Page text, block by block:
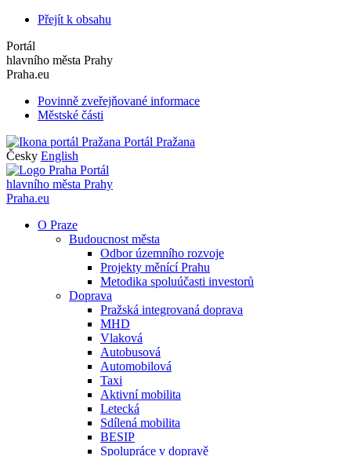
Přejít k obsahu
Portál
hlavního města Prahy
Praha.eu
Povinně zveřejňované informace
Městské části
Portál Pražana
Česky English
Portál
hlavního města Prahy
Praha.eu
O Praze
Budoucnost města
Odbor územního rozvoje
Projekty měnící Prahu
Metodika spoluúčasti investorů
Doprava
Pražská integrovaná doprava
MHD
Vlaková
Autobusová
Automobilová
Taxi
Aktivní mobilita
Letecká
Sdílená mobilita
BESIP
Spolupráce v dopravě